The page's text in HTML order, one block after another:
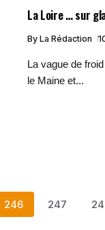
La Loire … sur
By La Rédaction
La vague de
le Maine et...
246 247